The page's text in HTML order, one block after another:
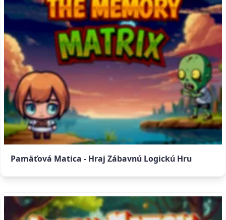
Pamäťová Matica - Hraj Zábavnú Logickú Hru